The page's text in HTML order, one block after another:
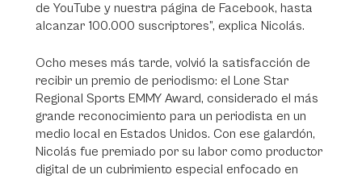
de YouTube y nuestra página de Facebook, hasta
alcanzar 100.000 suscriptores”, explica Nicolás.
Ocho meses más tarde, volvió la satisfacción de
recibir un premio de periodismo: el Lone Star
Regional Sports EMMY Award, considerado el más
grande reconocimiento para un periodista en un
medio local en Estados Unidos. Con ese galardón,
Nicolás fue premiado por su labor como productor
digital de un cubrimiento especial enfocado en